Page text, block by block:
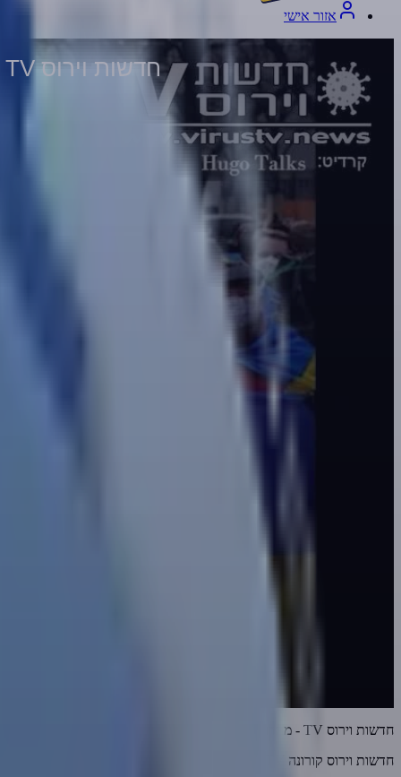
אזור אישי
חדשות וירוס TV - מהדורה 463 • זוכרים את הצבעים האלו?... הפעם זה ממש מטורף! • 06-04-2022
חדשות וירוס TV - מהדורה 463 • זוכרים את הצבעים האלו?... הפעם זה ממש מטורף! • 06-04-2022
חדשות וירוס קורונה TV